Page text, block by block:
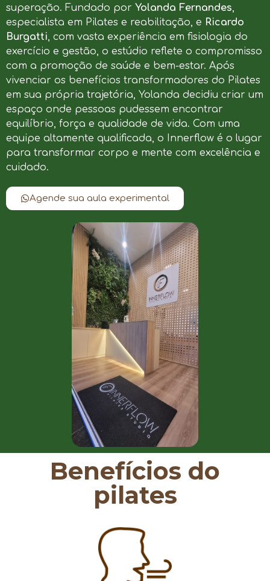
superação. Fundado por Yolanda Fernandes,
especialista em Pilates e reabilitação, e Ricardo
Burgatti, com vasta experiência em fisiologia do
exercício e gestão, o estúdio reflete o compromisso
com a promoção de saúde e bem-estar. Após
vivenciar os benefícios transformadores do Pilates
em sua própria trajetória, Yolanda decidiu criar um
espaço onde pessoas pudessem encontrar
equilíbrio, força e qualidade de vida. Com uma
equipe altamente qualificada, o Innerflow é o lugar
para transformar corpo e mente com excelência e
cuidado.
Agende sua aula experimental
Benefícios do
pilates